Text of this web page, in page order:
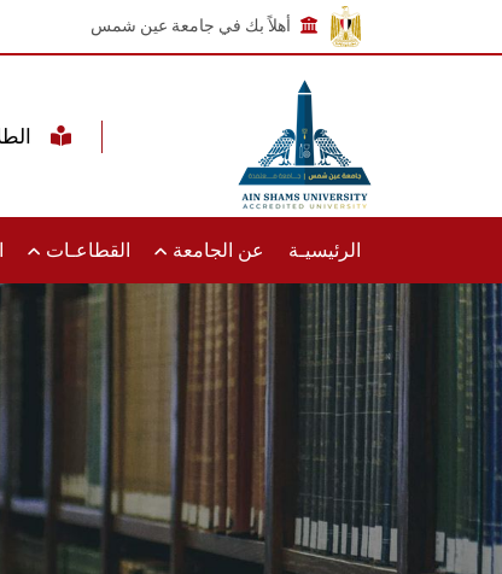
أهلاً بك في جامعة عين شمس
الرئيسيـة عن الجامعة القطاعـات